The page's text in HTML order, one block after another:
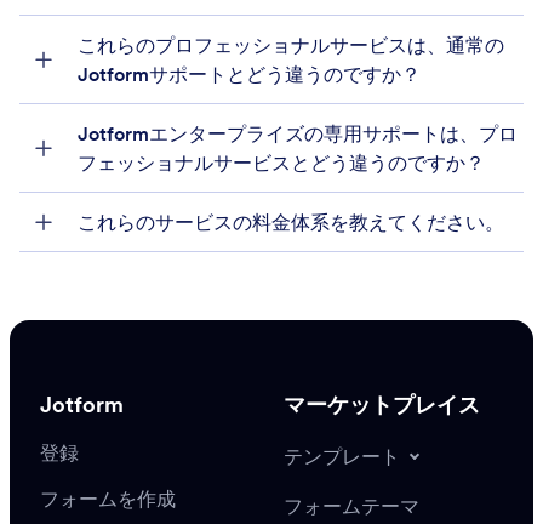
これらのプロフェッショナルサービスは、通常の
Jotformサポートとどう違うのですか？
Jotformエンタープライズの専用サポートは、プロ
フェッショナルサービスとどう違うのですか？
これらのサービスの料金体系を教えてください。
エンタープライズの営業チーム
Jotform
登録
フォームを作成
マーケットプレイス
テンプレート
フォームテーマ